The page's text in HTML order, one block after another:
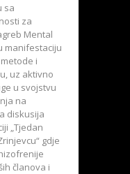
sa
za
Mental
manifestaciju
i
uz aktivno
u svojstvu
na
diskusija
„Tjedan
gdje
članova i